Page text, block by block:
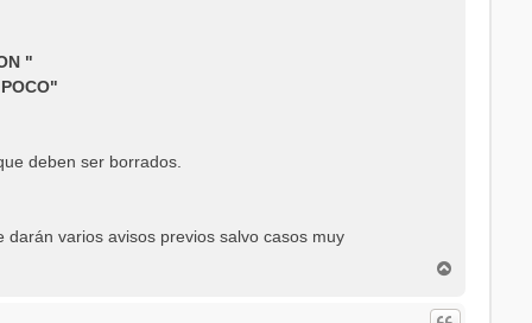
"
deben ser borrados.
varios avisos previos salvo casos muy
r